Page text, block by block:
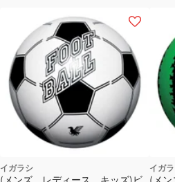
イガラシ イガ